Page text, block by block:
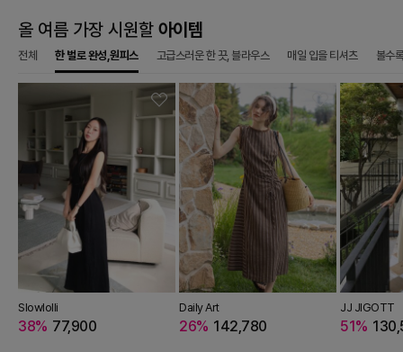
올 여름 가장 시원할 아이템
전체 한 벌로 완성,원피스 고급스러운 한 끗, 블라우스 매일 입을 티셔츠 볼수
76,320 104,580
Slowlolli
38% 77,900
Daily Art
26% 142,780
JJ JIGOTT
51%